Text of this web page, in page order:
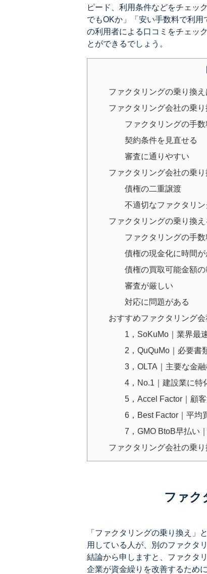
ピード、利用条件などをチェッ
でもOKか」「安い手数料で利
の利用者による口コミをチェッ
とができるでしょう。
ファクタリングの乗り換え
ファクタリング会社の乗
ファクタリングの手
契約条件を見直せる
審査に通りやすい
ファクタリング会社の乗
債権の二重譲渡
不適切なファクタリン
ファクタリングの乗り換
ファクタリングの手
債権の現金化に時間が
債権の買取可能金額
審査が厳しい
対応に問題がある
おすすめファクタリング
1，SoKuMo｜業界最
2，QuQuMo｜必要書
3，OLTA｜主要な金
4，No.1｜建設業に特
5，Accel Factor｜顧客
6，Best Factor｜平均
7，GMO BtoB早払い
ファクタリング会社の乗
ファク
「ファクタリングの乗り換え」
用している人が、別のファクタ
結論から申しますと、ファクタ
企業が資金繰りを改善するため